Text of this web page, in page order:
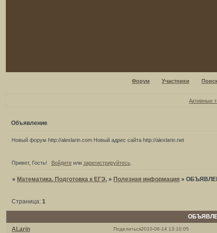
Форум Участники
Активные
Объявление
Новый форум http://alexlarin.com Новый адрес сайта http://alexlarin.net
Привет, Гость! Войдитеили зарегистрируйтесь.
»Математика. Подготовка к ЕГЭ. »Полезная информация »
Страница: 1
Поделиться2010-06-14 13:10:05
ALarin